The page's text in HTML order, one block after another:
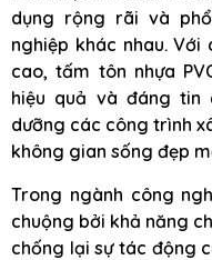
dụng rộng rãi và
nghiệp khác nhau.
cao, tấm tôn nhựa
hiệu quả và đáng
dưỡng các công trình
không gian sống đẹp
Trong ngành công
chuộng bởi khả năng
chống lại sự tác động